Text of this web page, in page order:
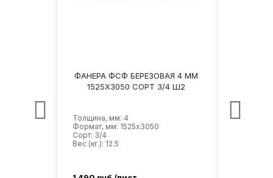
ФАНЕРА ФСФ БЕРЕЗОВАЯ 4 ММ
1525Х3050 СОРТ 3/4 Ш2
Толщина, мм: 4
Формат, мм: 1525х3050
Сорт: 3/4
Вес (кг.): 12.5